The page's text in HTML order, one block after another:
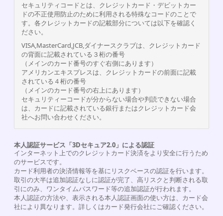
セキュリティコードとは、クレジットカード・デビットカー
ドの不正使用防止のために利用される特殊なコードのことで
す。各クレジットカードの記載部分については以下を確認く
ださい。
VISA,MasterCard,JCB,ダイナースクラブは、クレジットカード
の背面に記載されている３桁の番号
（メインのカード番号のすぐ右側にあります）
アメリカンエキスプレスは、クレジットカードの前面に記載
されている４桁の番号
（メインのカード番号の右上にあります）
セキュリティーコードが分からない場合や判読できない場合
は、カードに記載されている銀行またはクレジットカード会
社へお問い合わせください。
本人認証サービス「3Dセキュア2.0」による認証
インターネット上でのクレジットカード決済をより安全に行うため
のサービスです。
カード利用者の決済情報等を基にリスクベースの認証を行います。
取引の大半は追加認証なしに認証が完了、高リスクと判断される取
引にのみ、ワンタイムパスワード等の追加認証が行われます。
本人認証の方法や、表示される本人認証画面の使い方は、カード会
社により異なります。詳しくはカード発行会社にご確認ください。